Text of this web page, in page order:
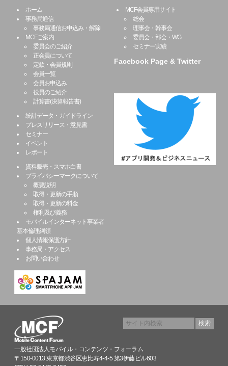
ホーム
事務局通信
事務局通信お申込み・解除
MCFご案内
委員会のご紹介
正会員について
定款・会員規則
会員一覧
会員お申込み
役員のご紹介
計算書(決算報告書)
統計データ・ガイドライン
プレスリリース・意見書
セミナー
イベント
レポート
資料販売・スマホ白書
プライバシーマークについて
概要説明
取得・更新の手順
取得・更新の料金
権利及び義務
モバイルインターネット事業者
基本倫理綱領
個人情報保護方針
事務局・アクセス
お問い合わせ
MCF会員専用サイト
総会
理事会・幹事会
委員会・部会・WG
セミナー実績
Facebook Page & Twitter
一般社団法人モバイル・コンテンツ・フォーラム
〒150-0013 東京都渋谷区恵比寿4-4-5 第3伊藤ビル603